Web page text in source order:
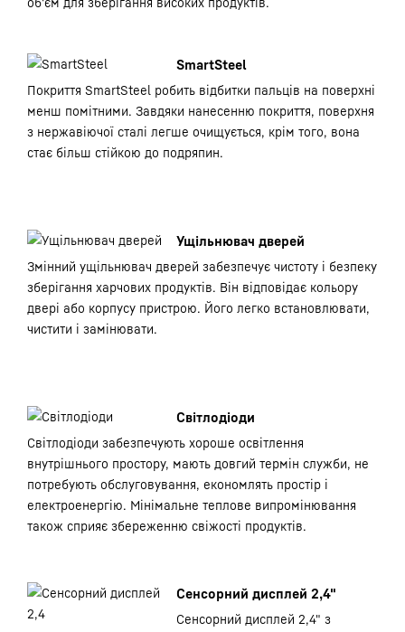
SmartSteel
Покриття SmartSteel робить відбитки пальців на поверхні
менш помітними. Завдяки нанесенню покриття, поверхня
з нержавіючої сталі легше очищується, крім того, вона
стає більш стійкою до подряпин.
Ущільнювач дверей
Змінний ущільнювач дверей забезпечує чистоту і безпеку
зберігання харчових продуктів. Він відповідає кольору
двері або корпусу пристрою. Його легко встановлювати,
чистити і замінювати.
Світлодіоди
Світлодіоди забезпечують хороше освітлення
внутрішнього простору, мають довгий термін служби, не
потребують обслуговування, економлять простір і
електроенергію. Мінімальне теплове випромінювання
також сприяє збереженню свіжості продуктів.
Сенсорний дисплей 2,4"
Сенсорний дисплей 2,4" з